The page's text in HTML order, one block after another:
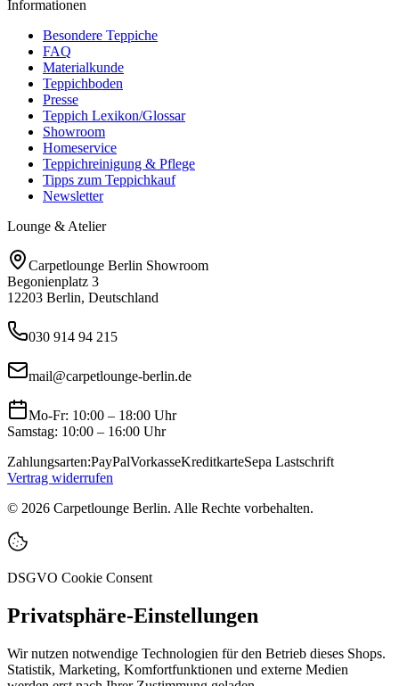
Informationen
Besondere Teppiche
FAQ
Materialkunde
Teppichboden
Presse
Teppich Lexikon/Glossar
Showroom
Homeservice
Teppichreinigung & Pflege
Tipps zum Teppichkauf
Newsletter
Lounge & Atelier
Carpetlounge Berlin Showroom
Begonienplatz 3
12203 Berlin, Deutschland
030 914 94 215
mail@carpetlounge-berlin.de
Mo-Fr: 10:00 – 18:00 Uhr
Samstag: 10:00 – 16:00 Uhr
Zahlungsarten:PayPalVorkasseKreditkarteSepa Lastschrift
Vertrag widerrufen
© 2026 Carpetlounge Berlin. Alle Rechte vorbehalten.
DSGVO Cookie Consent
Privatsphäre-Einstellungen
Wir nutzen notwendige Technologien für den Betrieb dieses Shops.
Statistik, Marketing, Komfortfunktionen und externe Medien